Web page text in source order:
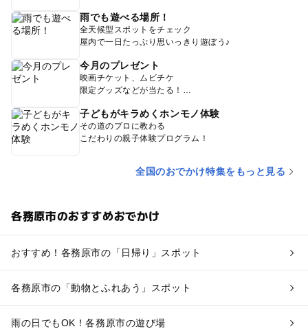
雨でも遊べる場所！
全天候型スポットをチェック
屋内で一日たっぷり思いっきり遊ぼう♪
今月のプレゼント
映画チケット、ムビチケ
限定グッズなどが当たる！
子どもがキラめくホンモノ体験
その道のプロに教わる
こだわりの親子体験プログラム！
全国のおでかけ特集をもっと見る
各務原市のおすすめおでかけ
おすすめ！各務原市の「日帰り」スポット
各務原市の「動物とふれあう」スポット
雨の日でもOK！各務原市の遊び場